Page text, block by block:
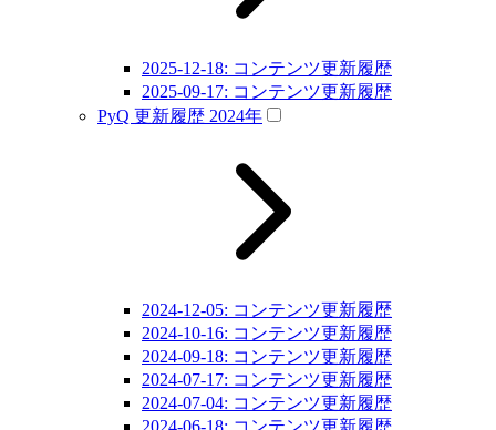
2025-12-18: コンテンツ更新履歴
2025-09-17: コンテンツ更新履歴
PyQ 更新履歴 2024年
2024-12-05: コンテンツ更新履歴
2024-10-16: コンテンツ更新履歴
2024-09-18: コンテンツ更新履歴
2024-07-17: コンテンツ更新履歴
2024-07-04: コンテンツ更新履歴
2024-06-18: コンテンツ更新履歴